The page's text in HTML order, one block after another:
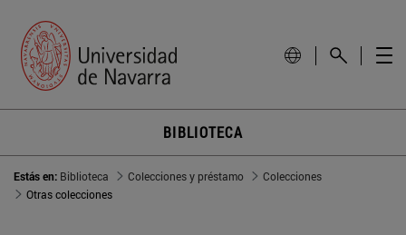
BIBLIOTECA
Estás en: Biblioteca Colecciones y préstamo
Colecciones
Otras colecciones